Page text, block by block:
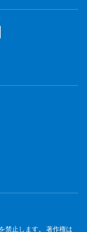
禁止します。 著作権は